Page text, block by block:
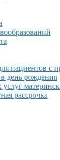
пациентов с
день рождения
рассрочка